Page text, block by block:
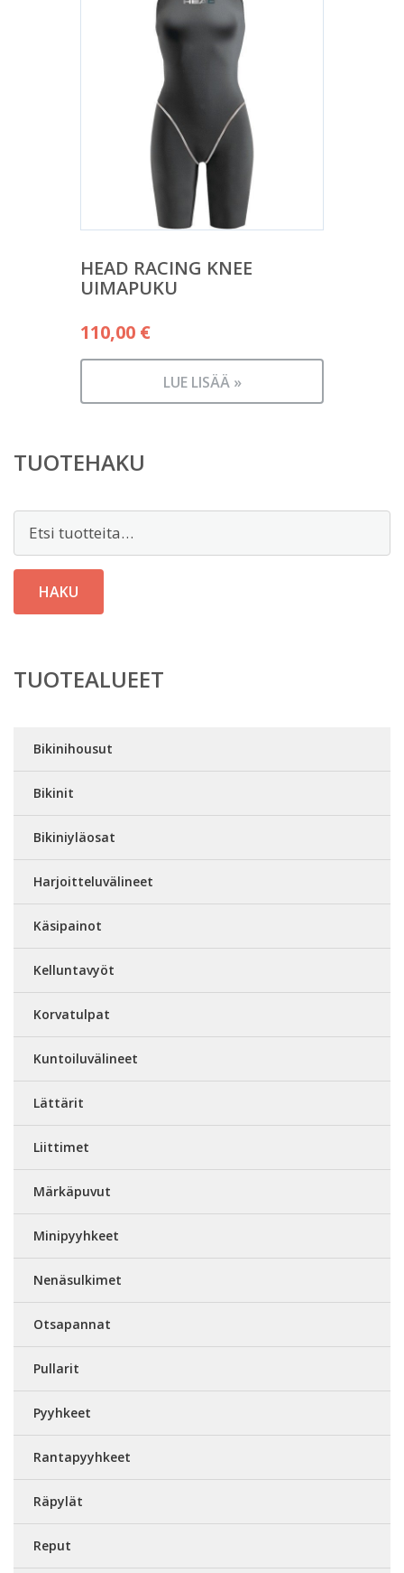
HEAD RACING KNEE
UIMAPUKU
110,00 €
LUE LISÄÄ »
TUOTEHAKU
Etsi:
HAKU
TUOTEALUEET
Bikinihousut
Bikinit
Bikiniyläosat
Harjoitteluvälineet
Käsipainot
Kelluntavyöt
Korvatulpat
Kuntoiluvälineet
Lättärit
Liittimet
Märkäpuvut
Minipyyhkeet
Nenäsulkimet
Otsapannat
Pullarit
Pyyhkeet
Rantapyyhkeet
Räpylät
Reput